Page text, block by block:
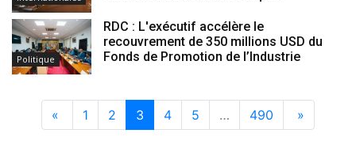
Politique
RDC : L'exécutif accélère le
recouvrement de 350 millions USD du
Fonds de Promotion de l’Industrie
« 1 2 3 4 5 … 490 »